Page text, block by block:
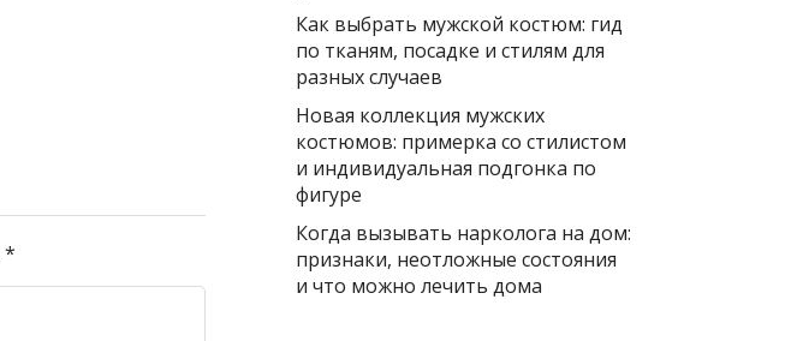
*
Как выбрать мужской костюм: гид
по тканям, посадке и стилям для
разных случаев
Новая коллекция мужских
костюмов: примерка со стилистом
и индивидуальная подгонка по
фигуре
Когда вызывать нарколога на дом:
признаки, неотложные состояния
и что можно лечить дома